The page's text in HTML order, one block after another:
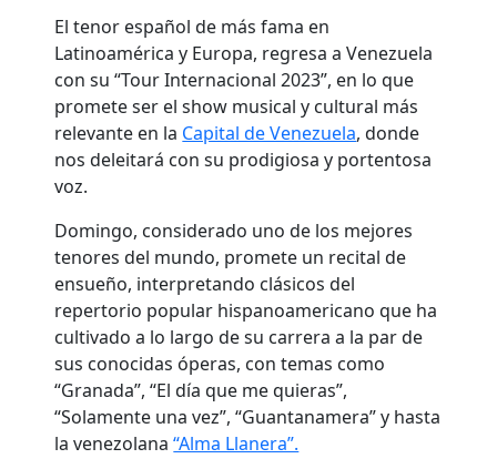
El tenor español de más fama en
Latinoamérica y Europa, regresa a Venezuela
con su “Tour Internacional 2023”, en lo que
promete ser el show musical y cultural más
relevante en la Capital de Venezuela, donde
nos deleitará con su prodigiosa y portentosa
voz.
Domingo, considerado uno de los mejores
tenores del mundo, promete un recital de
ensueño, interpretando clásicos del
repertorio popular hispanoamericano que ha
cultivado a lo largo de su carrera a la par de
sus conocidas óperas, con temas como
“Granada”, “El día que me quieras”,
“Solamente una vez”, “Guantanamera” y hasta
la venezolana“Alma Llanera”.